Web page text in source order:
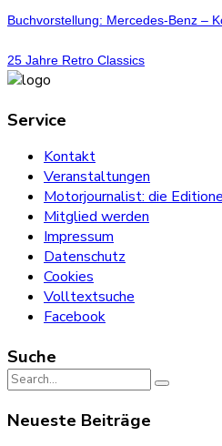
Buchvorstellung: Mercedes-Benz –
25 Jahre Retro Classics
Service
Kontakt
Veranstaltungen
Motorjournalist: die
Mitglied werden
Impressum
Datenschutz
Cookies
Volltextsuche
Facebook
Suche
Search
Neueste Beiträge